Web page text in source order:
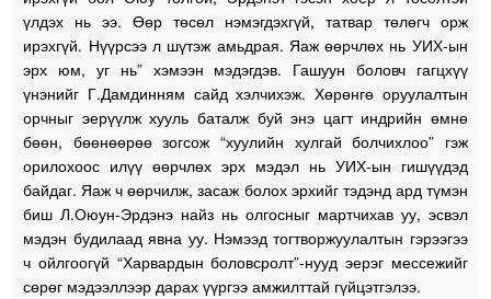
үлдэх нь ээ. Өөр төсөл нэмэгдэхгүй, татвар төлөгч орж
ирэхгүй. Нүүрсээ л шүтэж амьдрая. Яаж өөрчлөх нь УИХ-ын
эрх юм, уг нь” хэмээн мэдэгдэв. Гашуун боловч гагцхүү
үнэнийг Г.Дамдинням сайд хэлчихэж. Хөрөнгө оруулалтын
орчныг эерүүлж хууль баталж буй энэ цагт индрийн өмнө
бөөн, бөөнөөрөө зогсож “хуулийн хулгай болчихлоо” гэж
орилохоос илүү өөрчлөх эрх мэдэл нь УИХ-ын гишүүдэд
байдаг. Яаж ч өөрчилж, засаж болох эрхийг тэдэнд ард түмэн
биш Л.Оюун-Эрдэнэ найз нь олгосныг мартчихав уу, эсвэл
мэдэн будилаад явна уу. Нэмээд тогтворжуулалтын гэрээгээ
ч ойлгоогүй “Харвардын боловсролт”-нууд эерэг мессежийг
сөрөг мэдээллээр дарах үүргээ амжилттай гүйцэтгэлээ.